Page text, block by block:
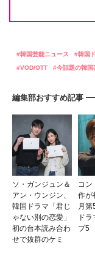
韓国芸能ニュース 韓国
VOD/OTT
今話題の韓国
編集部おすすめ記事
ソ・ガンジュン＆
アン・ウンジン、
韓国ドラマ「君じ
ゃない別の恋愛」
初の台本読み合わ
せで抜群のケミ
コン
作が
月第
ド
プ5